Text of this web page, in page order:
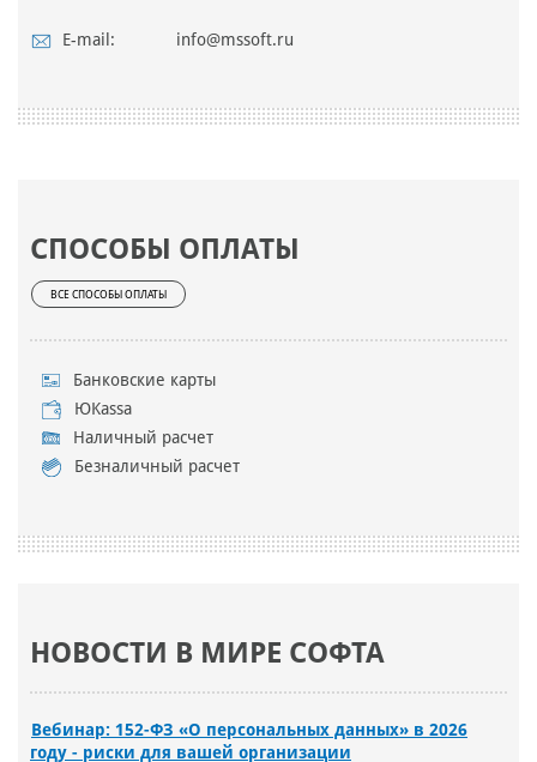
E-mail: info@mssoft.ru
СПОСОБЫ ОПЛАТЫ
ВСЕ СПОСОБЫ ОПЛАТЫ
Банковские карты
ЮKassa
Наличный расчет
Безналичный расчет
НОВОСТИ В МИРЕ СОФТА
Вебинар: 152-ФЗ «О персональных данных» в 2026
году - риски для вашей организации